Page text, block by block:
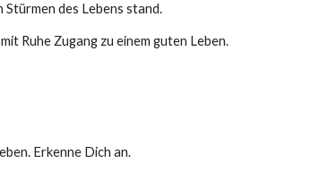
Stürmen des Lebens stand.
Ruhe Zugang zu einem guten Leben.
Erkenne Dich an.